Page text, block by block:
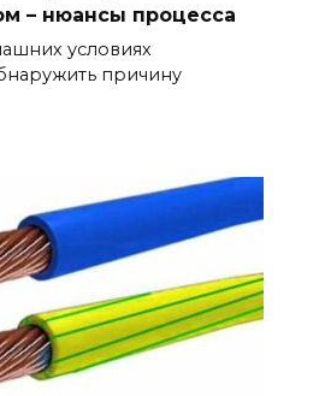
– нюансы процесса
условиях
причину